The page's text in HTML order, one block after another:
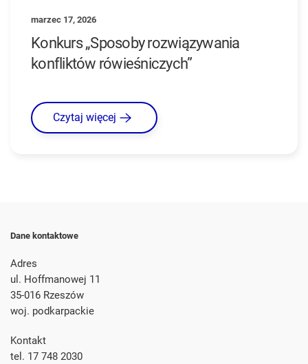
marzec 17, 2026
Konkurs „Sposoby rozwiązywania
konfliktów rówieśniczych”
Czytaj więcej
Dane kontaktowe
Adres
ul. Hoffmanowej 11
35-016 Rzeszów
woj. podkarpackie
Kontakt
tel. 17 748 2030